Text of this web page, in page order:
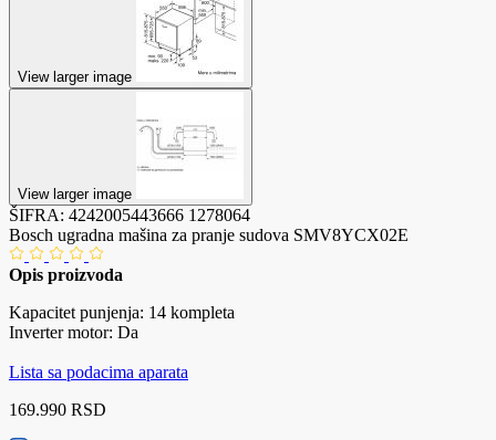
View larger image
View larger image
ŠIFRA: 4242005443666 1278064
Bosch ugradna mašina za pranje sudova SMV8YCX02E
Opis proizvoda
Kapacitet punjenja: 14 kompleta
Inverter motor: Da
Lista sa podacima aparata
169.990 RSD